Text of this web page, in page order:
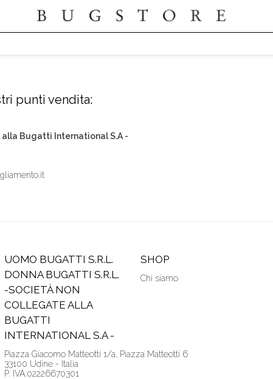
punti vendita:
Bugatti International S.A -
UOMO BUGATTI S.R.L.
DONNA BUGATTI S.R.L.
-SOCIETÀ NON
COLLEGATE ALLA
BUGATTI
INTERNATIONAL S.A -
Piazza Giacomo Matteotti 1/a, Piazza Matteotti 6
33100 Udine - Italia
P. IVA:02226670301
SHOP
Chi siamo